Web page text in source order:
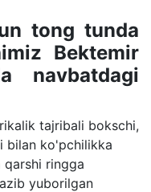
tong tunda
Bektemir
navbatdagi
tajribali bokschi,
bilan ko'pchilikka
qarshi ringga
yuborilgan